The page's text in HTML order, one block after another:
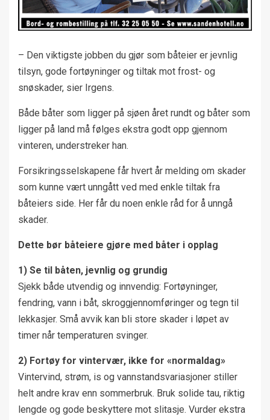
– Den viktigste jobben du gjør som båteier er jevnlig
tilsyn, gode fortøyninger og tiltak mot frost- og
snøskader, sier Irgens.
Både båter som ligger på sjøen året rundt og båter som
ligger på land må følges ekstra godt opp gjennom
vinteren, understreker han.
Forsikringsselskapene får hvert år melding om skader
som kunne vært unngått ved med enkle tiltak fra
båteiers side. Her får du noen enkle råd for å unngå
skader.
Dette bør båteiere gjøre med båter i opplag
1) Se til båten, jevnlig og grundig
Sjekk både utvendig og innvendig: Fortøyninger,
fendring, vann i båt, skroggjennomføringer og tegn til
lekkasjer. Små avvik kan bli store skader i løpet av
timer når temperaturen svinger.
2) Fortøy for vintervær, ikke for «normaldag»
Vintervind, strøm, is og vannstandsvariasjoner stiller
helt andre krav enn sommerbruk. Bruk solide tau, riktig
lengde og gode beskyttere mot slitasje. Vurder ekstra